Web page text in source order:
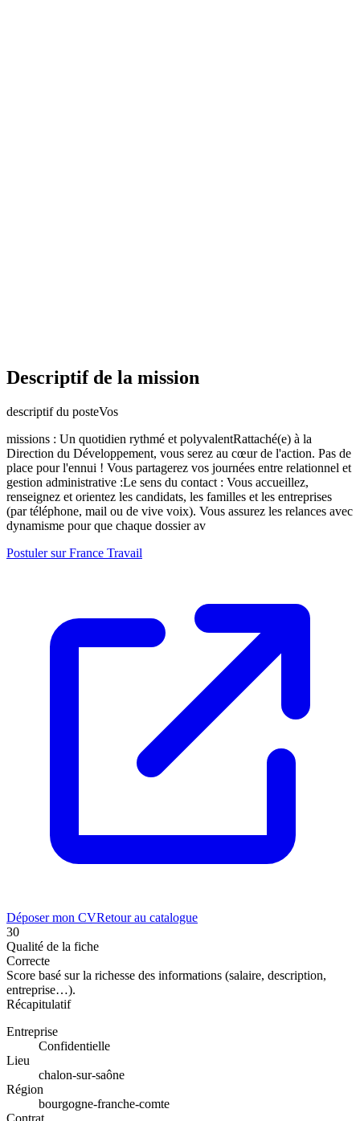
Descriptif de la mission
descriptif du posteVos
missions : Un quotidien rythmé et polyvalentRattaché(e) à la
Direction du Développement, vous serez au cœur de l'action. Pas de
place pour l'ennui ! Vous partagerez vos journées entre relationnel et
gestion administrative :Le sens du contact : Vous accueillez,
renseignez et orientez les candidats, les familles et les entreprises
(par téléphone, mail ou de vive voix). Vous assurez les relances avec
dynamisme pour que chaque dossier av
Postuler sur France Travail
Déposer mon CVRetour au catalogue
30
Qualité de la fiche
Correcte
Score basé sur la richesse des informations (salaire, description,
entreprise…).
Récapitulatif
Entreprise
Confidentielle
Lieu
chalon-sur-saône
Région
bourgogne-franche-comte
Contrat